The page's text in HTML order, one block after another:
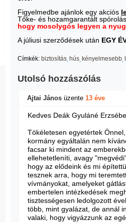
Figyelmedbe ajánlok egy akciós
Tőke- és hozamgarantált
hogy mosolygós legyen a
A júliusi szerződések után EGY
Címkék: biztosítás hús kényelmesebb
Utolsó hozzászólás
Ajtai János üzente 13 éve
Kedves Deák Gyuláné
Tökéletesen egyetértek
kormány egyáltalán nem
facsar ki mindent az
ellehetetleníti, avagy
hogy az elődeink és mi
tesznek arra, hogy mi
vívmányokat, amelyeket
embertelen intézkedések
tisztességesen ledolgozott
több, mint gyalázat, de annál
valaki, hogy vigyázzunk az